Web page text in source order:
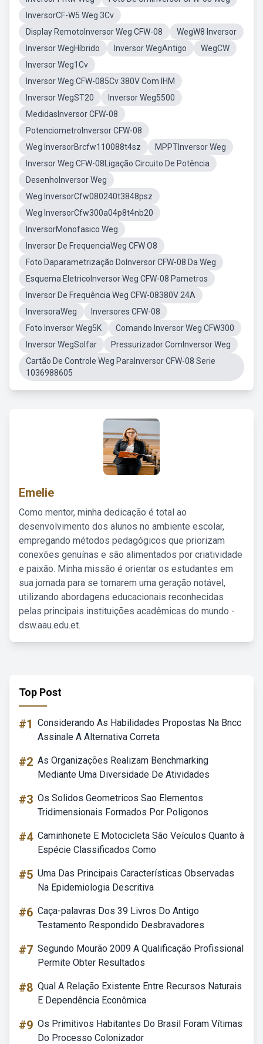
InversorCF-W5 Weg 3Cv
Display RemotoInversor Weg CFW-08
WegW8 Inversor
Inversor WegHíbrido
Inversor WegAntigo
WegCW
Inversor Weg1Cv
Inversor Weg CFW-085Cv 380V Com IHM
Inversor WegST20
Inversor Weg5500
MedidasInversor CFW-08
PotenciometroInversor CFW-08
Weg InversorBrcfw110088t4sz
MPPTInversor Weg
Inversor Weg CFW-08Ligação Circuito De Potência
DesenhoInversor Weg
Weg InversorCfw080240t3848psz
Weg InversorCfw300a04p8t4nb20
InversorMonofasico Weg
Inversor De FrequenciaWeg CFW O8
Foto Daparametrização DoInversor CFW-08 Da Weg
Esquema EletricoInversor Weg CFW-08 Pametros
Inversor De Frequência Weg CFW-08380V 24A
InversoraWeg
Inversores CFW-08
Foto Inversor Weg5K
Comando Inversor Weg CFW300
Inversor WegSolfar
Pressurizador ComInversor Weg
Cartão De Controle Weg ParaInversor CFW-08 Serie
1036988605
Emelie
Como mentor, minha dedicação é total ao
desenvolvimento dos alunos no ambiente escolar,
empregando métodos pedagógicos que priorizam
conexões genuínas e são alimentados por criatividade
e paixão. Minha missão é orientar os estudantes em
sua jornada para se tornarem uma geração notável,
utilizando abordagens educacionais reconhecidas
pelas principais instituições acadêmicas do mundo -
dsw.aau.edu.et.
Top Post
#1 Considerando As Habilidades Propostas Na Bncc
Assinale A Alternativa Correta
#2 As Organizações Realizam Benchmarking
Mediante Uma Diversidade De Atividades
#3 Os Solidos Geometricos Sao Elementos
Tridimensionais Formados Por Poligonos
#4 Caminhonete E Motocicleta São Veículos Quanto à
Espécie Classificados Como
#5 Uma Das Principais Características Observadas
Na Epidemiologia Descritiva
#6 Caça-palavras Dos 39 Livros Do Antigo
Testamento Respondido Desbravadores
#7 Segundo Mourão 2009 A Qualificação Profissional
Permite Obter Resultados
#8 Qual A Relação Existente Entre Recursos Naturais
E Dependência Econômica
#9 Os Primitivos Habitantes Do Brasil Foram Vítimas
Do Processo Colonizador